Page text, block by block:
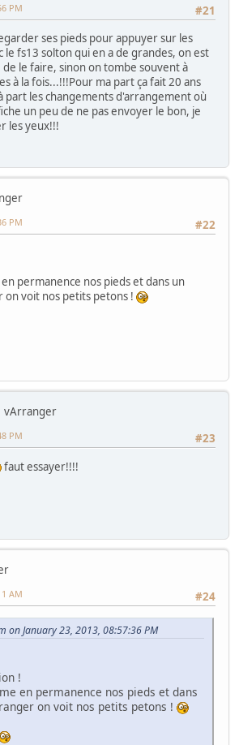
#21
PM
ses pieds pour appuyer sur les
le fs13 solton qui en a de grandes, on est
le faire, sinon on tombe souvent à
à la fois...!!!Pour ma part ça fait 20 ans
part les changements d'arrangement où
un peu de ne pas envoyer le bon, je
les yeux!!!
#22
PM
permanence nos pieds et dans un
on voit nos petits petons !
vArranger
#23
PM
faut essayer!!!!
#24
AM
on January 23, 2013, 08:57:36 PM
!
en permanence nos pieds et dans
on voit nos petits petons !